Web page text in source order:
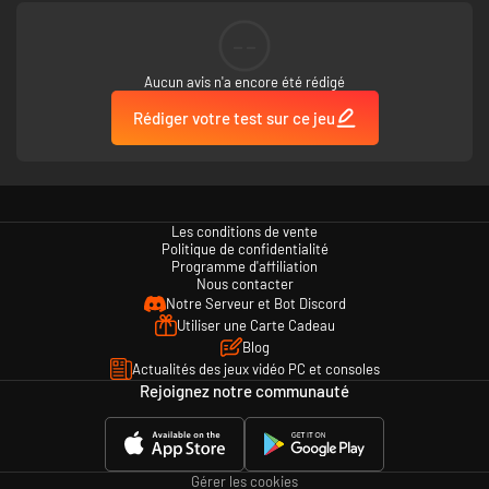
Terre natale avec votre camping-car, vous pouvez planter des cultures,
ajouter des décorations et organiser librement votre espace avec vos
Aniimo pour transformer le tout en un paradis immersif, chaleureux et
Aucun avis n'a encore été rédigé
Rédiger votre test sur ce jeu
Les conditions de vente
Politique de confidentialité
Programme d'affiliation
Nous contacter
Notre Serveur et Bot Discord
Utiliser une Carte Cadeau
Blog
Actualités des jeux vidéo PC et consoles
Rejoignez notre communauté
Gérer les cookies